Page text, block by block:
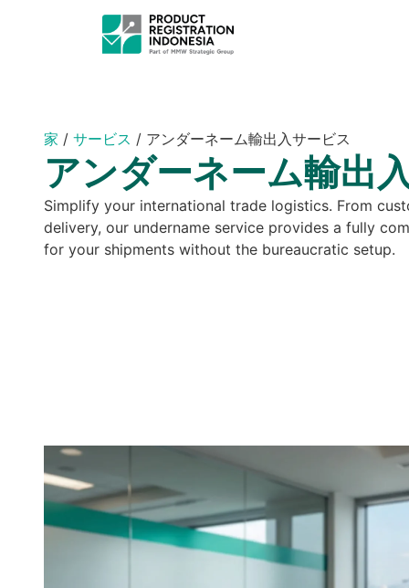
家 / サービス / アンダーネーム輸出入サービス
アンダーネーム輸出
Simplify your international trade logistics. From
delivery, our undername service provides a fully
for your shipments without the bureaucratic setup.